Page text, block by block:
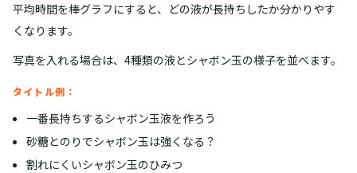
平均時間を棒グラフにすると、どの液が長持ちしたか分かりやす
くなります。
写真を入れる場合は、4種類の液とシャボン玉の様子を並べます。
タイトル例：
一番長持ちするシャボン玉液を作ろう
砂糖とのりでシャボン玉は強くなる？
割れにくいシャボン玉のひみつ